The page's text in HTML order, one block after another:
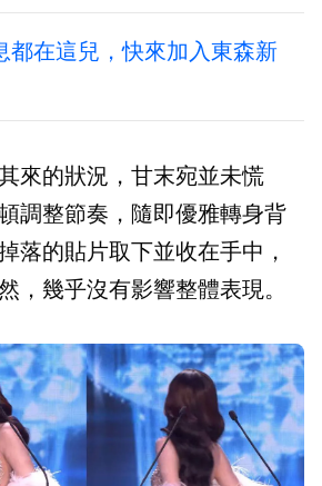
都在這兒，快來加入東森新
來的狀況，甘末宛並未慌
調整節奏，隨即優雅轉身背
落的貼片取下並收在手中，
，幾乎沒有影響整體表現。